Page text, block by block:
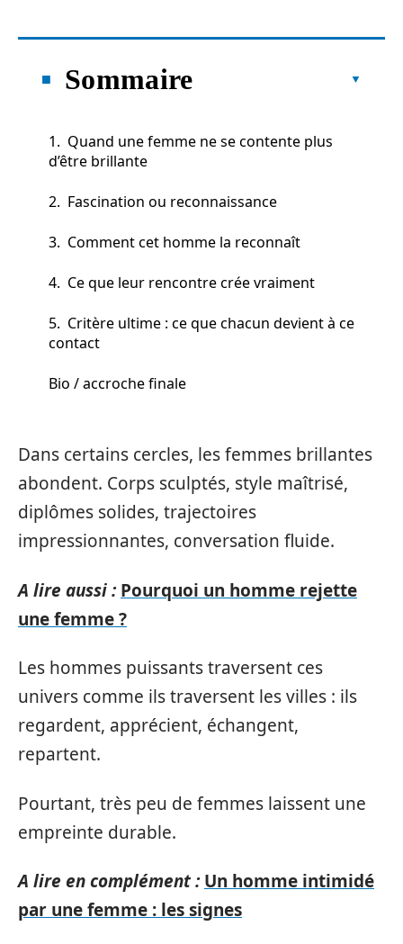
Sommaire
1. Quand une femme ne se contente plus
d’être brillante
2. Fascination ou reconnaissance
3. Comment cet homme la reconnaît
4. Ce que leur rencontre crée vraiment
5. Critère ultime : ce que chacun devient à ce
contact
Bio / accroche finale
Dans certains cercles, les femmes brillantes
abondent. Corps sculptés, style maîtrisé,
diplômes solides, trajectoires
impressionnantes, conversation fluide.
A lire aussi : Pourquoi un homme rejette
une femme ?
Les hommes puissants traversent ces
univers comme ils traversent les villes : ils
regardent, apprécient, échangent,
repartent.
Pourtant, très peu de femmes laissent une
empreinte durable.
A lire en complément : Un homme intimidé
par une femme : les signes